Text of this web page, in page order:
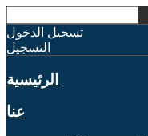
تسجيل الدخول
التسجيل
الرئيسية
عنا